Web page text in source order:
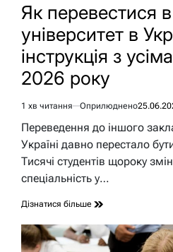
Як перевестися
університет в
інструкція з
2026 року
Орієнтовний
час
читання
1 хв читання Оприлюднено
Переведення до іншого
Україні давно перестало
Тисячі студентів щороку
спеціальність у…
Дізнатися більше